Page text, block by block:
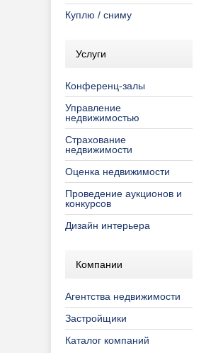
Куплю / сниму
Услуги
Конференц-залы
Управление
недвижимостью
Страхование
недвижимости
Оценка недвижимости
Проведение аукционов и
конкурсов
Дизайн интерьера
Компании
Агентства недвижимости
Застройщики
Каталог компаний